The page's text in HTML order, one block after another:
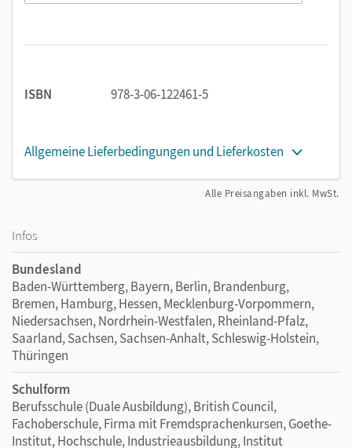
zuverlässig auf den Deutsch-Test für den Beruf B2 vor.
ISBN 978-3-06-122461-5
Allgemeine Lieferbedingungen und Lieferkosten
Alle Preisangaben inkl. MwSt.
Infos
Bundesland
Baden-Württemberg, Bayern, Berlin, Brandenburg,
Bremen, Hamburg, Hessen, Mecklenburg-Vorpommern,
Niedersachsen, Nordrhein-Westfalen, Rheinland-Pfalz,
Saarland, Sachsen, Sachsen-Anhalt, Schleswig-Holstein,
Thüringen
Schulform
Berufsschule (Duale Ausbildung), British Council,
Fachoberschule, Firma mit Fremdsprachenkursen, Goethe-
Institut, Hochschule, Industrieausbildung, Institut